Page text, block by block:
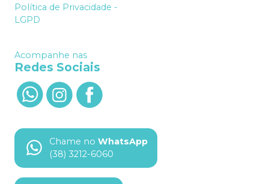
Política de Privacidade -
LGPD
Acompanhe nas
Redes Sociais
Chame no WhatsApp
(38) 3212-6060